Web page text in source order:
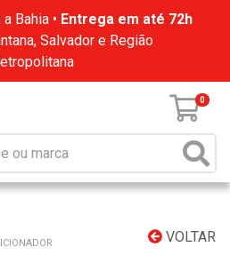
Bahia • Entrega em até 72h
Salvador e Região
0
VOLTAR